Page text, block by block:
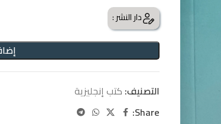
دار النشر :
التصنيف: كتب إنجليزية
Share: